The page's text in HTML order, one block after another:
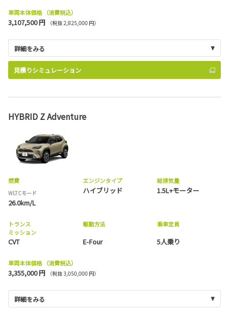
車両本体価格 （消費税込）
3,107,500 円 （税抜 2,825,000 円）
詳細をみる
見積りシミュレーション
HYBRID Z Adventure
燃費
WLTCモード
26.0km/L
エンジンタイプ
ハイブリッド
総排気量
1.5L+モーター
トランス
ミッション
CVT
駆動方法
E-Four
乗車定員
5人乗り
車両本体価格 （消費税込）
3,355,000 円 （税抜 3,050,000 円）
詳細をみる